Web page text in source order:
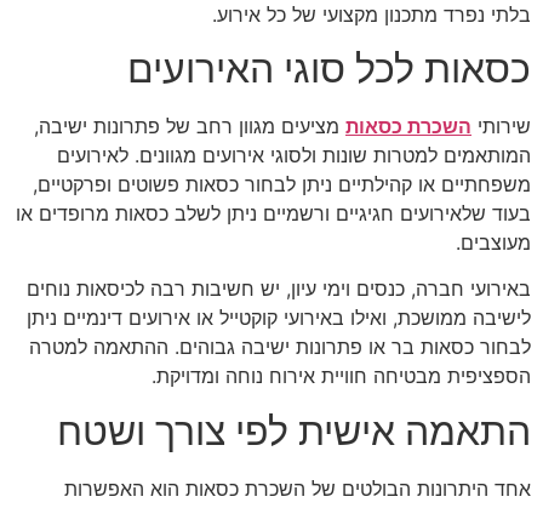
בלתי נפרד מתכנון מקצועי של כל אירוע.
כסאות לכל סוגי האירועים
שירותי השכרת כסאות מציעים מגוון רחב של פתרונות ישיבה,
המותאמים למטרות שונות ולסוגי אירועים מגוונים. לאירועים
משפחתיים או קהילתיים ניתן לבחור כסאות פשוטים ופרקטיים,
בעוד שלאירועים חגיגיים ורשמיים ניתן לשלב כסאות מרופדים או
מעוצבים.
באירועי חברה, כנסים וימי עיון, יש חשיבות רבה לכיסאות נוחים
לישיבה ממושכת, ואילו באירועי קוקטייל או אירועים דינמיים ניתן
לבחור כסאות בר או פתרונות ישיבה גבוהים. ההתאמה למטרה
הספציפית מבטיחה חוויית אירוח נוחה ומדויקת.
התאמה אישית לפי צורך ושטח
אחד היתרונות הבולטים של השכרת כסאות הוא האפשרות